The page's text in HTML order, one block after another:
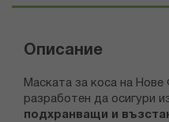
Описание
Маската за коса на
разработен да осигури
подхранващи и